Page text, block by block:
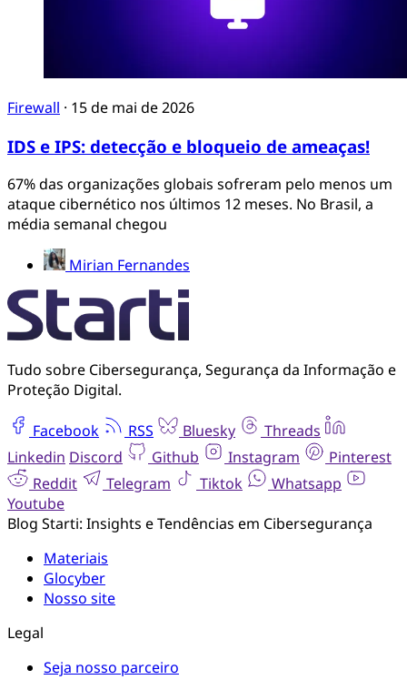
Firewall · 15 de mai de 2026
IDS e IPS: detecção e bloqueio de ameaças!
67% das organizações globais sofreram pelo menos um
ataque cibernético nos últimos 12 meses. No Brasil, a
média semanal chegou
Mirian Fernandes
Tudo sobre Cibersegurança, Segurança da Informação e
Proteção Digital.
Facebook RSS Bluesky
Threads
Linkedin Discord Github Instagram
Pinterest
Reddit
Telegram Tiktok
Whatsapp
Youtube
Blog Starti: Insights e Tendências em Cibersegurança
Materiais
Glocyber
Nosso site
Legal
Seja nosso parceiro